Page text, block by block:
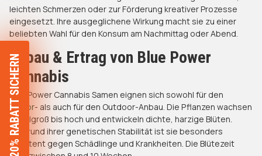
leichten Schmerzen oder zur Förderung kreativer Prozesse
eingesetzt. Ihre ausgeglichene Wirkung macht sie zu einer
beliebten Wahl für den Konsum am Nachmittag oder Abend.
Anbau & Ertrag von Blue Power
Cannabis
Blue Power Cannabis Samen eignen sich sowohl für den
Indoor- als auch für den Outdoor-Anbau. Die Pflanzen wachsen
mittelgroß bis hoch und entwickeln dichte, harzige Blüten.
Aufgrund ihrer genetischen Stabilität ist sie besonders
resistent gegen Schädlinge und Krankheiten. Die Blütezeit
20% RABATT SICHERN